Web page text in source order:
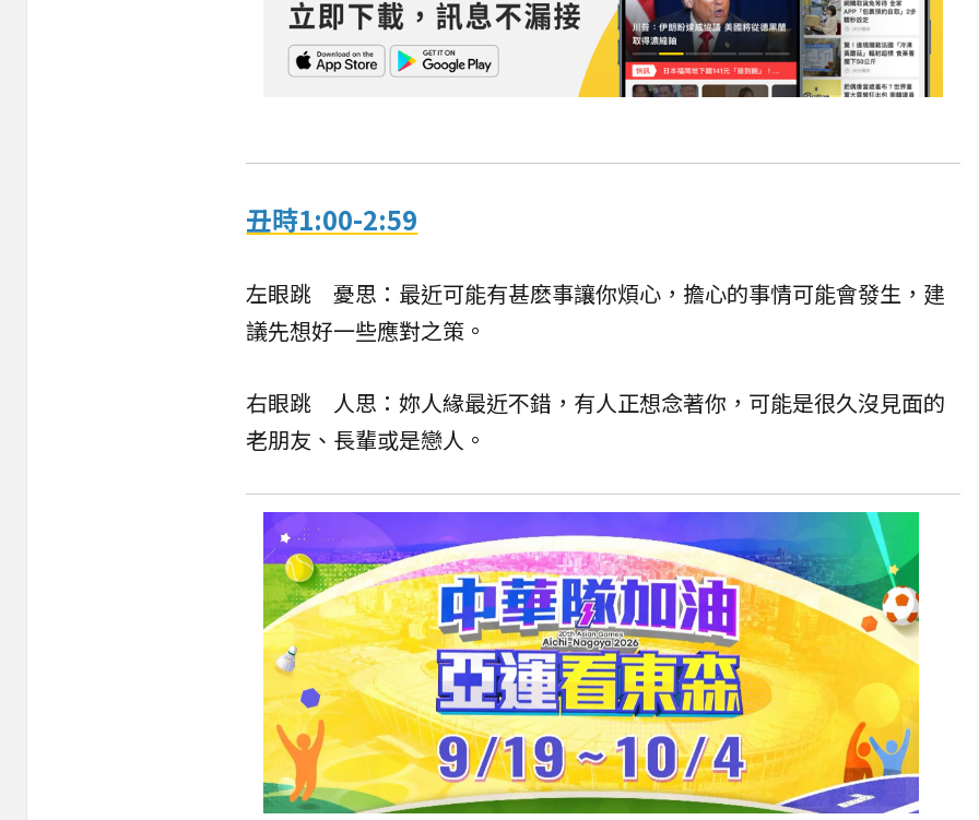
丑時1:00-2:59
左眼跳 憂思：最近可能有甚麽事讓你煩心，擔心的事情可能會發生，建
議先想好一些應對之策。
右眼跳 人思：妳人緣最近不錯，有人正想念著你，可能是很久沒見面的
老朋友、長輩或是戀人。